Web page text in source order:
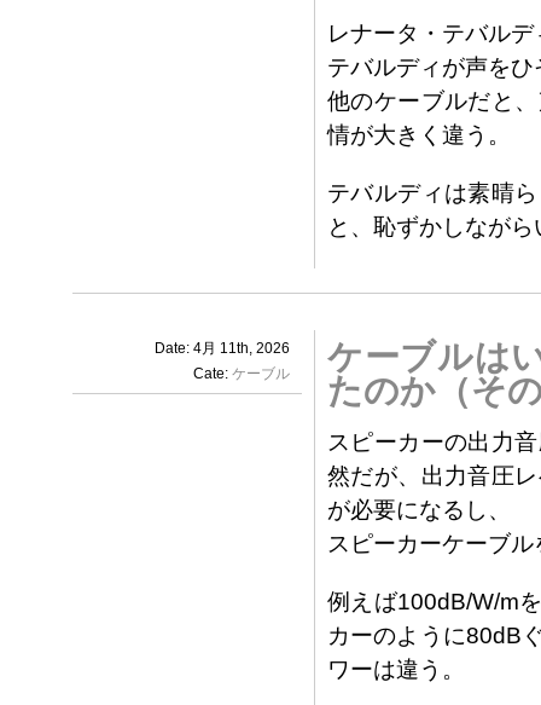
レナータ・テバル
テバルディが声を
他のケーブルだと
情が大きく違う。
テバルディは素晴
と、恥ずかしなが
Date: 4月 11th, 2026
Cate: ケーブル
ケーブルは
たのか（そ
スピーカーの出力
然だが、出力音圧
が必要になるし、
スピーカーケーブ
例えば100dB/W/m
カーのように80dB
ワーは違う。